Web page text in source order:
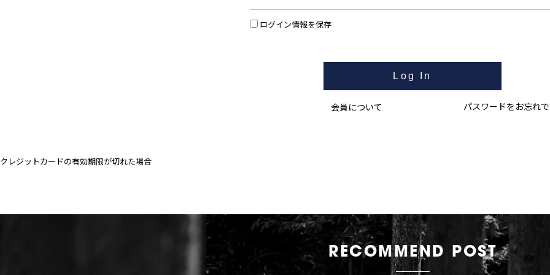
ログイン情報を保存
パスワードをお忘れ
会員について
クレジットカードの有効期限が切れた場合
RECOMMEND POST